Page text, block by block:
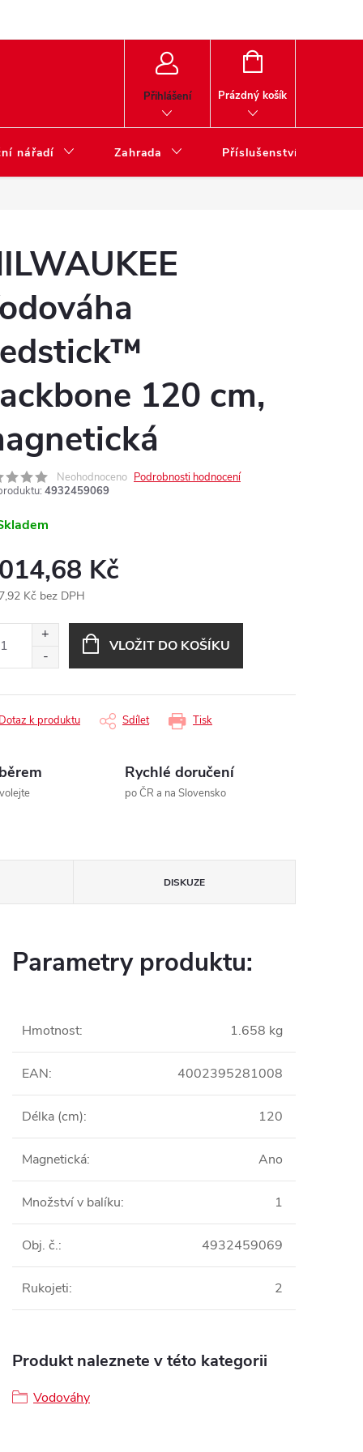
Přihlášení
NÁKUPNÍ
Prázdný košík
nářadí Zahrada Příslušenství
120 cm,
Neohodnoceno Podrobnosti hodnocení
4932459069
Kč
Kč bez DPH
VLOŽIT DO KOŠÍKU
Tisk
k produktu Sdílet
Rychlé doručení
po ČR a na Slovensko
DISKUZE
Parametry produktu:
Hmotnost: 1.658 kg
EAN: 4002395281008
Délka (cm): 120
Magnetická: Ano
Množství v balíku: 1
Obj. č.: 4932459069
Rukojeti: 2
Produkt naleznete v této kategorii
Vodováhy